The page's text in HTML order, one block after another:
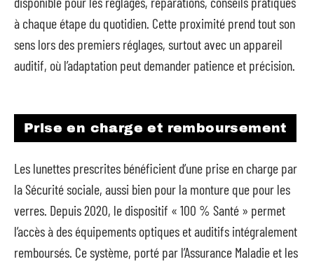
à chaque étape du quotidien. Cette proximité prend tout son
sens lors des premiers réglages, surtout avec un appareil
auditif, où l’adaptation peut demander patience et précision.
Prise en charge et remboursement
Les lunettes prescrites bénéficient d’une prise en charge par
la Sécurité sociale, aussi bien pour la monture que pour les
verres. Depuis 2020, le dispositif « 100 % Santé » permet
l’accès à des équipements optiques et auditifs intégralement
remboursés. Ce système, porté par l’Assurance Maladie et les